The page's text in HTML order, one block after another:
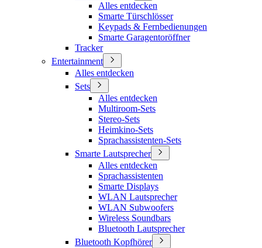
Alles entdecken
Smarte Türschlösser
Keypads & Fernbedienungen
Smarte Garagentoröffner
Tracker
Entertainment
Alles entdecken
Sets
Alles entdecken
Multiroom-Sets
Stereo-Sets
Heimkino-Sets
Sprachassistenten-Sets
Smarte Lautsprecher
Alles entdecken
Sprachassistenten
Smarte Displays
WLAN Lautsprecher
WLAN Subwoofers
Wireless Soundbars
Bluetooth Lautsprecher
Bluetooth Kopfhörer